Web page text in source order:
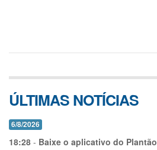
ÚLTIMAS NOTÍCIAS
6/8/2026
18:28 - Baixe o aplicativo do